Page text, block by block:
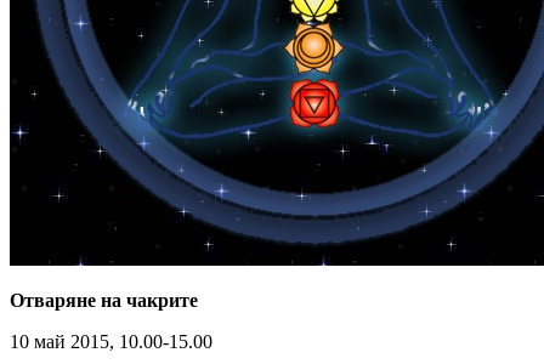
Отваряне на чакрите
10 май 2015, 10.00-15.00